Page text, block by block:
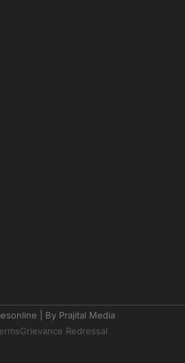
| By Prajital Media
Grievance Redressal